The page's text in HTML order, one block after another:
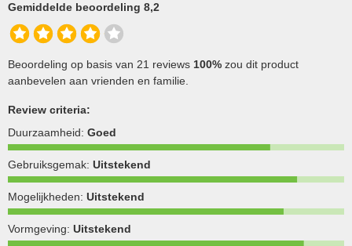
Gemiddelde beoordeling 8,2
Beoordeling op basis van 21 reviews 100% zou dit product
aanbevelen aan vrienden en familie.
Review criteria:
Duurzaamheid: Goed
Gebruiksgemak: Uitstekend
Mogelijkheden: Uitstekend
Vormgeving: Uitstekend